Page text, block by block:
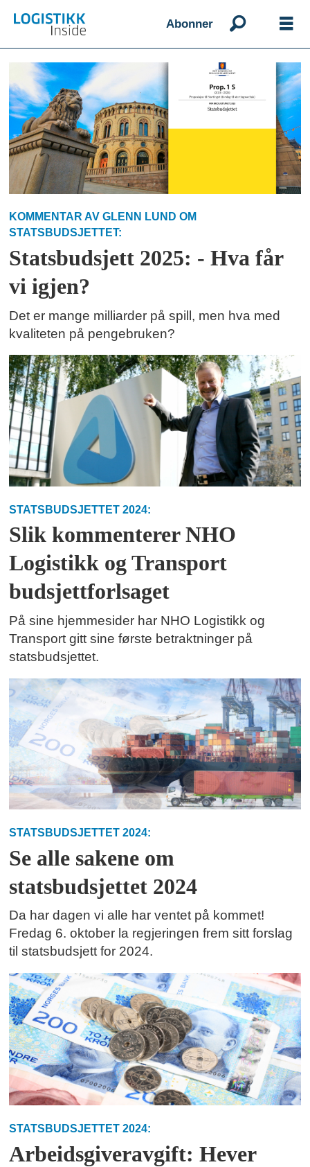
Abonner
Emne:
statsbudsjett
KOMMENTAR AV GLENN LUND OM
STATSBUDSJETTET:
Statsbudsjett 2025: - Hva får
vi igjen?
Det er mange milliarder på spill, men hva med
kvaliteten på pengebruken?
STATSBUDSJETTET 2024:
Slik kommenterer NHO
Logistikk og Transport
budsjettforlsaget
På sine hjemmesider har NHO Logistikk og
Transport gitt sine første betraktninger på
statsbudsjettet.
STATSBUDSJETTET 2024:
Se alle sakene om
statsbudsjettet 2024
Da har dagen vi alle har ventet på kommet!
Fredag 6. oktober la regjeringen frem sitt forslag
til statsbudsjett for 2024.
STATSBUDSJETTET 2024:
Arbeidsgiveravgift: Hever